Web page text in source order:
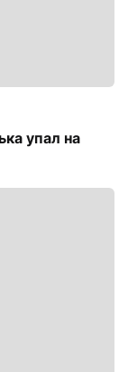
упал на